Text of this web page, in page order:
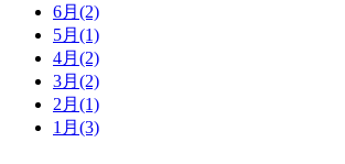
6月(2)
5月(1)
4月(2)
3月(2)
2月(1)
1月(3)